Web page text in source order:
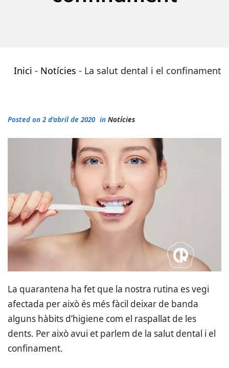
Inici - Notícies - La salut dental i el confinament
Posted on 2 d'abril de 2020 in Notícies
La quarantena ha fet que la nostra rutina es vegi
afectada per això és més fàcil deixar de banda
alguns hàbits d’higiene com el raspallat de les
dents. Per això avui et parlem de la salut dental i el
confinament.